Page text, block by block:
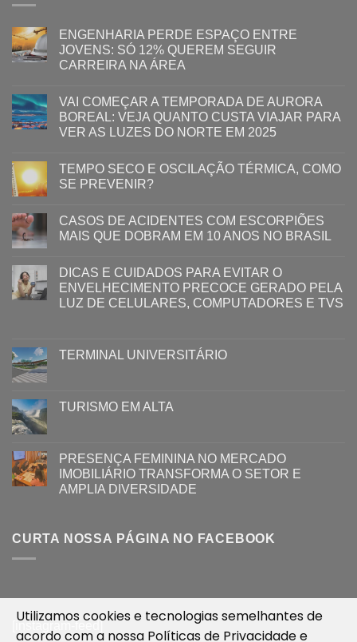
ENGENHARIA PERDE ESPAÇO ENTRE
JOVENS: SÓ 12% QUEREM SEGUIR
CARREIRA NA ÁREA
VAI COMEÇAR A TEMPORADA DE AURORA
BOREAL: VEJA QUANTO CUSTA VIAJAR PARA
VER AS LUZES DO NORTE EM 2025
TEMPO SECO E OSCILAÇÃO TÉRMICA, COMO
SE PREVENIR?
CASOS DE ACIDENTES COM ESCORPIÕES
MAIS QUE DOBRAM EM 10 ANOS NO BRASIL
DICAS E CUIDADOS PARA EVITAR O
ENVELHECIMENTO PRECOCE GERADO PELA
LUZ ​DE CELULARES, COMPUTADORES E TVS​​
TERMINAL UNIVERSITÁRIO
TURISMO EM ALTA
PRESENÇA FEMININA NO MERCADO
IMOBILIÁRIO TRANSFORMA O SETOR E
AMPLIA DIVERSIDADE
CURTA NOSSA PÁGINA NO FACEBOOK
Utilizamos cookies e tecnologias semelhantes de
acordo com a nossa Políticas de Privacidadee